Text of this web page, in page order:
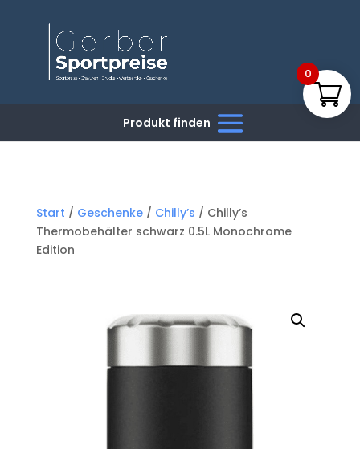
Start / Geschenke/ Chilly’s / Chilly’s
Thermobehälter schwarz 0.5L Monochrome
Edition
0